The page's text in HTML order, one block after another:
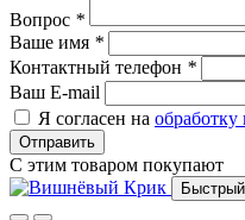
Вопрос *
Ваше имя *
Контактный телефон *
Ваш E-mail
Я согласен на
Отправить
С этим товаром покупают